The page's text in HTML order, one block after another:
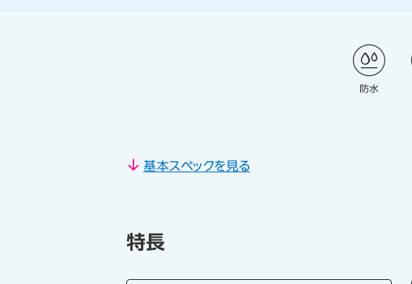
防水
基本スペックを見る
特長